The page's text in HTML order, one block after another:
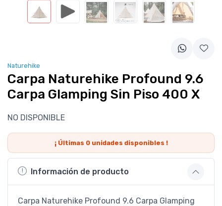
Naturehike
Carpa Naturehike Profound 9.6
Carpa Glamping Sin Piso 400 X
NO DISPONIBLE
¡ Últimas 0unidades disponibles !
Información de producto
Carpa Naturehike Profound 9.6 Carpa Glamping